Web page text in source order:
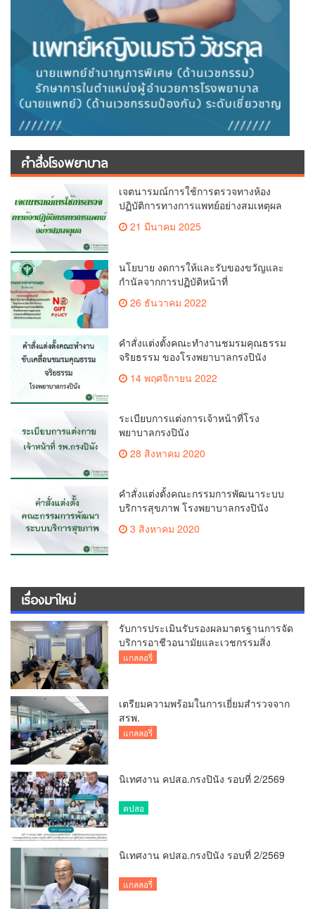
คำสั่งโรงพยาบาล
เจตนารมณ์การใช้การตรวจทางห้อง
ปฏิบัติการทางการแพทย์อย่างสมเหตุผล
21 มีนาคม 2025
นโยบาย งดการให้และรับของขวัญและ
กำนัลจากการปฏิบัติหน้าที่
26 ธันวาคม 2022
คำสั่งแต่งตั้งคณะทำงานชมรมคุณธรรม
จริยธรรม ของโรงพยาบาลกรงปินัง
14 พฤศจิกายน 2022
ระเบียบการแต่งการเจ้าหน้าที่โรง
พยาบาลกรงปินัง
28 สิงหาคม 2020
คำสั่งแต่งตั้งคณะกรรมการพัฒนาระบบ
บริการสุขภาพ โรงพยาบาลกรงปินัง
3 สิงหาคม 2020
เรื่องมาใหม่
รับการประเมินรับรองผลมาตรฐานการจัด
บริการอาชีวอนามัยและเวชกรรมสิ่ง
แวดล้อม
แกลลอรี่
เตรียมความพร้อมในการเยี่ยมสำรวจจาก
สรพ.
แกลลอรี่
นิเทศงาน คปสอ.กรงปินัง รอบที่ 2/2569
คปสอ
นิเทศงาน คปสอ.กรงปินัง รอบที่ 2/2569
แกลลอรี่